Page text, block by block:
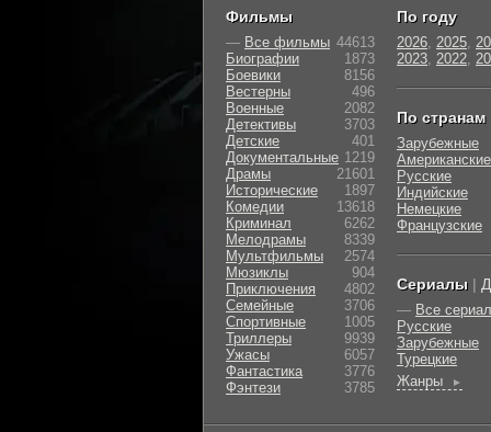
Фильмы
— Все фильмы 44613
Биографии
1873
Боевики
8156
Вестерны
496
Военные
2082
Детективы
3703
Детские
401
Документальные 1219
Драмы
21601
Исторические
1897
Комедии
13618
Криминал
6262
Мелодрамы
8339
Мультфильмы
2574
Мюзиклы
904
Приключения
4802
Семейные
3706
Cпортивные
1005
Триллеры
9939
Ужасы
6057
Фантастика
3776
Фэнтези
3785
По году
2026, 2025,
2023, 2022,
По странам
Зарубежные
Американские
Русские
Индийские
Немецкие
Французские
Сериалы |
— Все
Русские
Зарубежные
Турецкие
Жанры
►